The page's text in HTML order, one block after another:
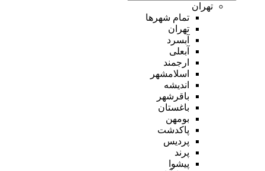
تهران
تمام شهر‌ها
تهران
آبسرد
آبعلی
ارجمند
اسلامشهر
اندیشه
باقرشهر
باغستان
بومهن
پاکدشت
پردیس
پرند
پیشوا